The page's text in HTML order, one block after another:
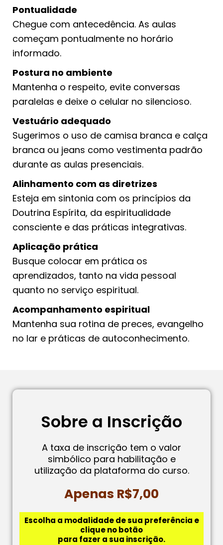
Pontualidade
Chegue com antecedência. As aulas
começam pontualmente no horário
informado.
Postura no ambiente
Mantenha o respeito, evite conversas
paralelas e deixe o celular no silencioso.
Vestuário adequado
Sugerimos o uso de camisa branca e calça
branca ou jeans como vestimenta padrão
durante as aulas presenciais.
Alinhamento com as diretrizes
Esteja em sintonia com os princípios da
Doutrina Espírita, da espiritualidade
consciente e das práticas integrativas.
Aplicação prática
Busque colocar em prática os
aprendizados, tanto na vida pessoal
quanto no serviço espiritual.
Acompanhamento espiritual
Mantenha sua rotina de preces, evangelho
no lar e práticas de autoconhecimento.
Sobre a Inscrição
A taxa de inscrição tem o valor
simbólico para habilitação e
utilização da plataforma do curso.
Apenas R$7,00
Escolha a modalidade de sua preferência e
clique no botão
para fazer a sua inscrição.